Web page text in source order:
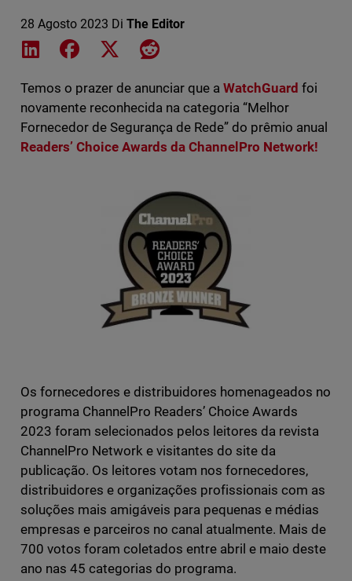
28 Agosto 2023 Di The Editor
Share on LinkedIn
Share on Facebook
Share on XShare on Reddit
Temos o prazer de anunciar que aWatchGuard foi
novamente reconhecida na categoria “Melhor
Fornecedor de Segurança de Rede” do prêmio anual
Readers’ Choice Awards da ChannelPro Network!
Os fornecedores e distribuidores homenageados no
programa ChannelPro Readers’ Choice Awards
2023 foram selecionados pelos leitores da revista
ChannelPro Network e visitantes do site da
publicação. Os leitores votam nos fornecedores,
distribuidores e organizações profissionais com as
soluções mais amigáveis para pequenas e médias
empresas e parceiros no canal atualmente. Mais de
700 votos foram coletados entre abril e maio deste
ano nas 45 categorias do programa.